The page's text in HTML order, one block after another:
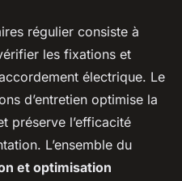
régulier consiste à
les fixations et
électrique. Le
d’entretien optimise la
préserve l’efficacité
L’ensemble du
et optimisation